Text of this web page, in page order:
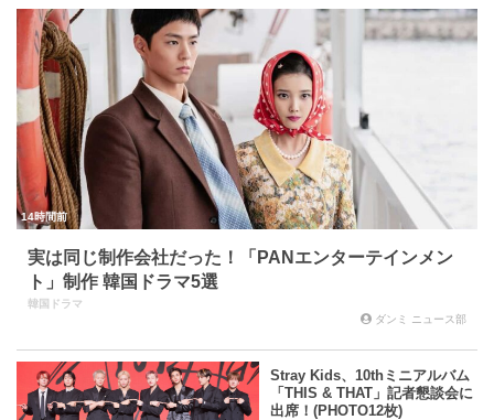
14時間前
実は同じ制作会社だった！「PANエンターテインメン
ト」制作 韓国ドラマ5選
韓国ドラマ
ダンミ ニュース部
Stray Kids、10thミニアルバム
「THIS & THAT」記者懇談会に
出席！(PHOTO12枚)